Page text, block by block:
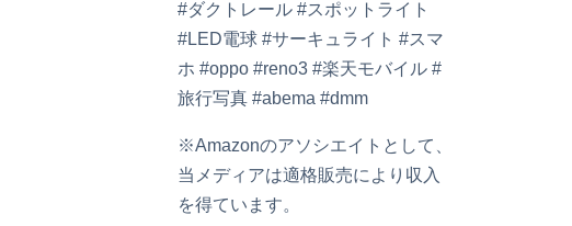
#ダクトレール #スポットライト
#LED電球 #サーキュライト #スマ
ホ #oppo #reno3 #楽天モバイル #
旅行写真 #abema #dmm
※Amazonのアソシエイトとして、
当メディアは適格販売により収入
を得ています。